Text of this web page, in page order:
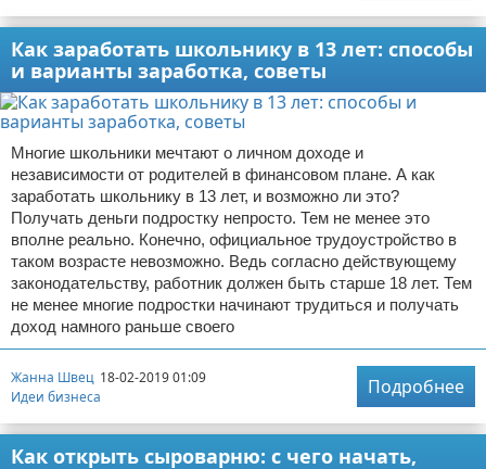
Как заработать школьнику в 13 лет: способы
и варианты заработка, советы
Многие школьники мечтают о личном доходе и
независимости от родителей в финансовом плане. А как
заработать школьнику в 13 лет, и возможно ли это?
Получать деньги подростку непросто. Тем не менее это
вполне реально. Конечно, официальное трудоустройство в
таком возрасте невозможно. Ведь согласно действующему
законодательству, работник должен быть старше 18 лет. Тем
не менее многие подростки начинают трудиться и получать
доход намного раньше своего
Жанна Швец 18-02-2019 01:09
Идеи бизнеса
Подробнее
Как открыть сыроварню: с чего начать,